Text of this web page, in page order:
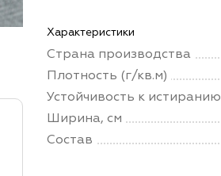
Характеристики
Страна производства
Плотность (г/кв.м)
Устойчивость к истиранию
Ширина, см
Состав